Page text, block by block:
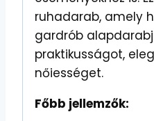
ruhadarab, amely
gardrób
praktikusságot,
nőiességet.
Főbb jellemzők: